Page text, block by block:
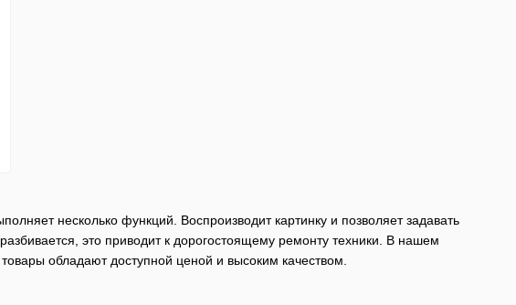
несколько функций. Воспроизводит картинку и позволяет задавать
это приводит к дорогостоящему ремонту техники. В нашем
обладают доступной ценой и высоким качеством.